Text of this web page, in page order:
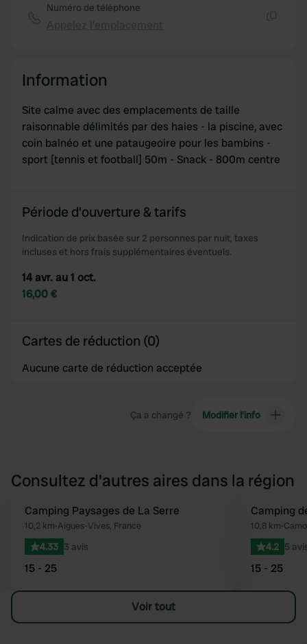
Numéro de téléphone
Information
Site calme avec des emplacements de taille
raisonnable délimités par des haies - la piscine, avec
coin balnéo et une pataugeoire pour les bambins -
sport [tennis et football] 50m - Snack - 800m centre
Période d'ouverture & tarifs
Indication de prix basée sur 2 personnes par nuit, taxes
incluses et hors frais supplémentaires éventuels.
14 avr. au 1 oct.
16,00 €
Cartes de réduction (0)
Aucune carte de réduction acceptée
Ça a changé ? Modifier l’info
Consultez d'autres aires dans la région
Préféré
Camping Paysages de La Serre
10,2 km•Aigues-Vives, France
4.33 3 avis
15 - 25
Camping
10,8 km•
4.2 5
15 - 25
Voir tout